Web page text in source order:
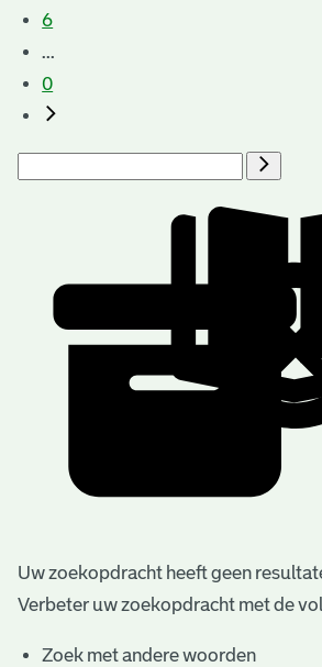
6
...
0
Uw zoekopdracht heeft geen
Verbeter uw zoekopdracht met de
Zoek met andere woorden